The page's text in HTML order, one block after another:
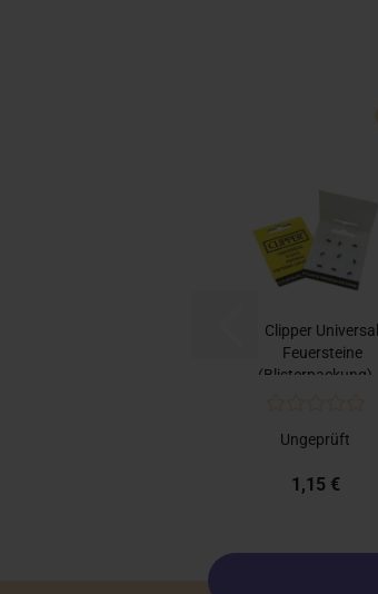
Clipper Universal
Feuersteine
(Blisterpackung)...
Ungeprüft
1,15 €